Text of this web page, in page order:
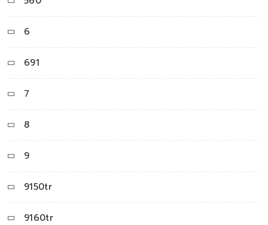
6
691
7
8
9
9150tr
9160tr